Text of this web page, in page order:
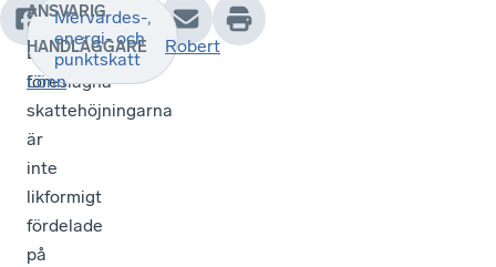
•
De
föreslagna
skattehöjningarna
är
inte
likformigt
fördelade
på
Mervärdes-,
energi- och
punktskatt
ANSVARIG
HANDLÄGGARE
Robert
Lönn